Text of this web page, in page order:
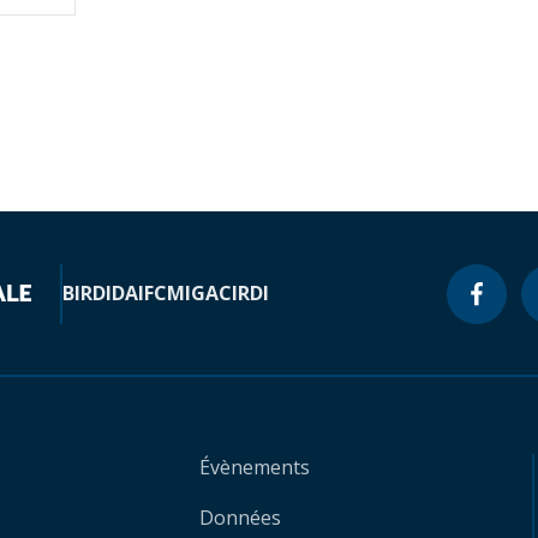
BIRDIDAIFCMIGACIRDI
Évènements
Données